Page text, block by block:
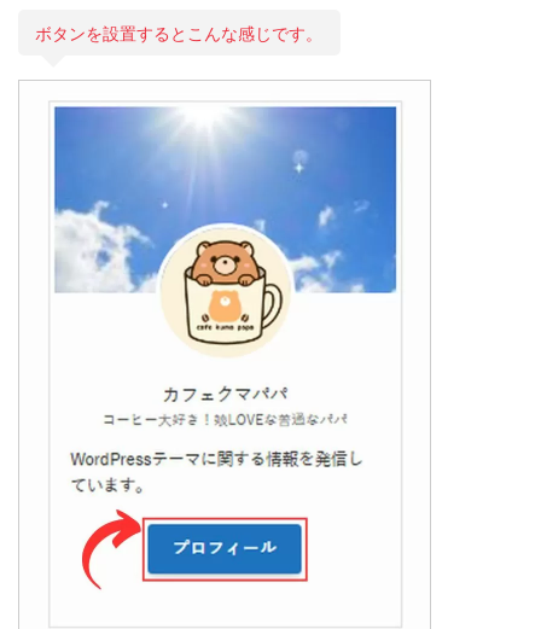
ボタンを設置するとこんな感じです。